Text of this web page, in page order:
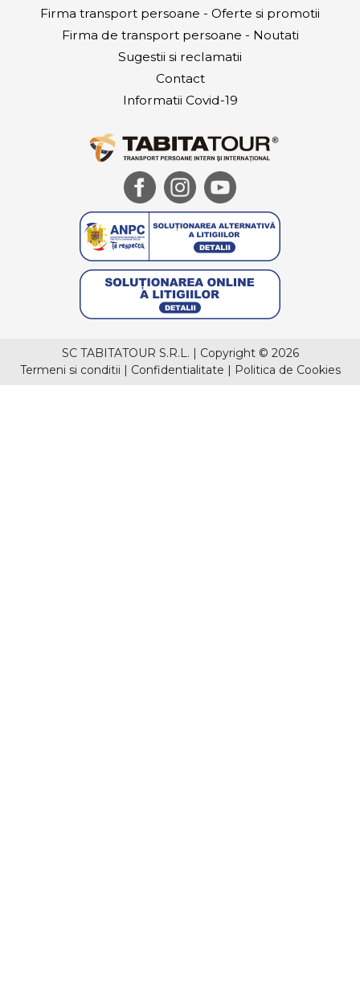
Firma transport persoane - Oferte si promotii
Firma de transport persoane - Noutati
Sugestii si reclamatii
Contact
Informatii Covid-19
SC TABITATOUR S.R.L. | Copyright © 2026
Termeni si conditii | Confidentialitate | Politica de Cookies